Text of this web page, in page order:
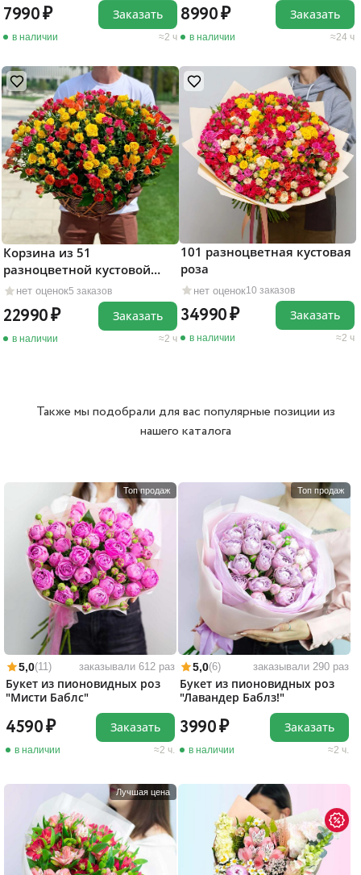
7990
в наличии 2 ч
Заказать 8990
в наличии 24 ч
Заказать
нет оценок5 заказов
Корзина из 51
разноцветной кустовой
розы
22990
в наличии 2 ч
Заказать
нет оценок10 заказов
101 разноцветная кустовая
роза
34990
в наличии 2 ч
Заказать
Также мы подобрали для вас популярные позиции из
нашего каталога
Топ продаж
5,0(11) заказывали 612 раз
Букет из пионовидных роз
"Мисти Баблс"
4590
в наличии 2 ч.
Заказать
Топ продаж
5,0(6) заказывали 290 раз
Букет из пионовидных роз
"Лавандер Баблз!"
3990
в наличии 2 ч.
Заказать
Лучшая цена